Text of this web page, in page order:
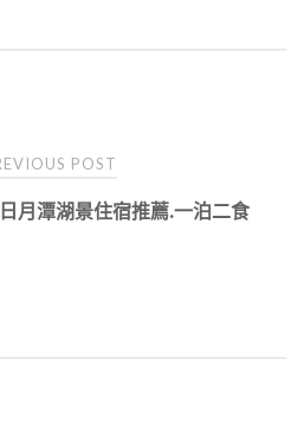
POST
月潭湖景住宿推薦.一泊二食